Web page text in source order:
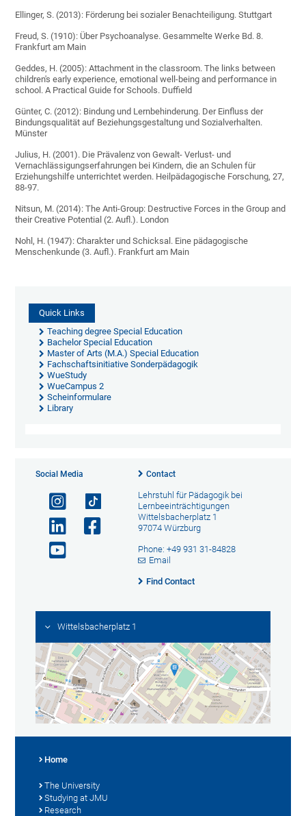
Ellinger, S. (2013): Förderung bei sozialer Benachteiligung. Stuttgart
Freud, S. (1910): Über Psychoanalyse. Gesammelte Werke Bd. 8.
Frankfurt am Main
Geddes, H. (2005): Attachment in the classroom. The links between
children's early experience, emotional well-being and performance in
school. A Practical Guide for Schools. Duffield
Günter, C. (2012): Bindung und Lernbehinderung. Der Einfluss der
Bindungsqualität auf Beziehungsgestaltung und Sozialverhalten.
Münster
Julius, H. (2001). Die Prävalenz von Gewalt- Verlust- und
Vernachlässigungserfahrungen bei Kindern, die an Schulen für
Erziehungshilfe unterrichtet werden. Heilpädagogische Forschung, 27,
88-97.
Nitsun, M. (2014): The Anti-Group: Destructive Forces in the Group and
their Creative Potential (2. Aufl.). London
Nohl, H. (1947): Charakter und Schicksal. Eine pädagogische
Menschenkunde (3. Aufl.). Frankfurt am Main
Quick Links
Teaching degree Special Education
Bachelor Special Education
Master of Arts (M.A.) Special Education
Fachschaftsinitiative Sonderpädagogik
WueStudy
WueCampus 2
Scheinformulare
Library
Social Media Contact
Lehrstuhl für Pädagogik bei
Lernbeeinträchtigungen
Wittelsbacherplatz 1
97074 Würzburg
Phone: +49 931 31-84828
Email
Find Contact
Wittelsbacherplatz 1
Home
The University
Studying at JMU
Research